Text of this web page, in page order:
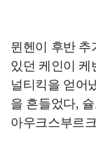
뮌헨이 후반 추
있던 케인이 케
널티킥을 얻어
을 흔들었다,
아우크스부르